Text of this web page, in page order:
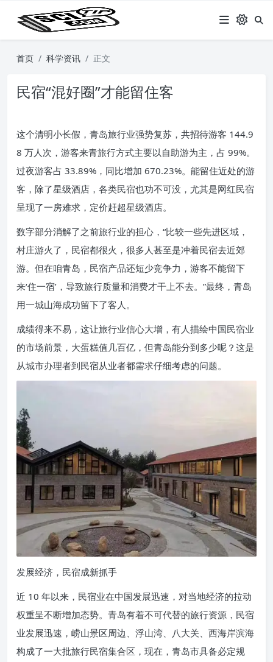
首页 科学资讯 正文
民宿“混好圈”才能留住客
这个清明小长假，青岛旅行业强势复苏，共招待游客 144.9
8 万人次，游客来青旅行方式主要以自助游为主，占 99%。
过夜游客占 33.89%，同比增加 670.23%。能留住近处的游
客，除了星级酒店，各类民宿也功不可没，尤其是网红民宿
呈现了一房难求，定价赶超星级酒店。
数字部分消解了之前旅行业的担心，“比较一些先进区域，
村庄游火了，民宿都很火，很多人甚至是冲着民宿去近郊
游。但在咱青岛，民宿产品还短少竞争力，游客不能留下
来‘住一宿’，导致旅行质量和消费才干上不去。”最终，青岛
用一城山海成功留下了客人。
成绩得来不易，这让旅行业信心大增，有人描绘中国民宿业
的市场前景，大蛋糕值几百亿，但青岛能分到多少呢？这是
从城市办理者到民宿从业者都需求仔细考虑的问题。
发展经济，民宿成新抓手
近 10 年以来，民宿业在中国发展迅速，对当地经济的拉动
权重呈不断增加态势。青岛有着不可代替的旅行资源，民宿
业发展迅速，崂山景区周边、浮山湾、八大关、西海岸滨海
构成了一大批旅行民宿集合区，现在，青岛市具备必定规